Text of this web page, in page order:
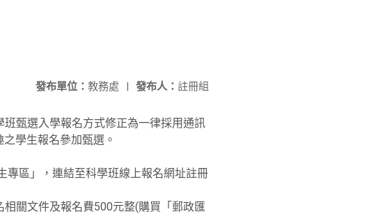
發布人： 註冊組
發布單位： 教務處 |
甄選入學報名方式修正為一律採用通訊
學生報名參加甄選。
區」，連結至科學班線上報名網址註冊
關文件及報名費500元整(購買「郵政匯